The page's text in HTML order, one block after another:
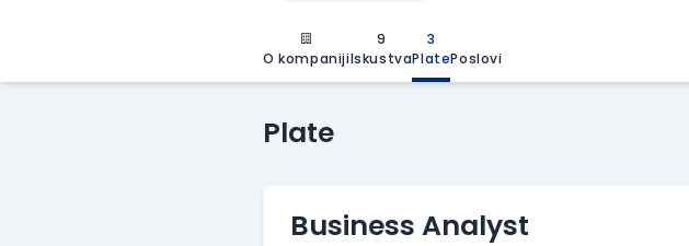
O kompaniji
9
Iskustva
3
PlatePoslovi
Plate
Business Analyst